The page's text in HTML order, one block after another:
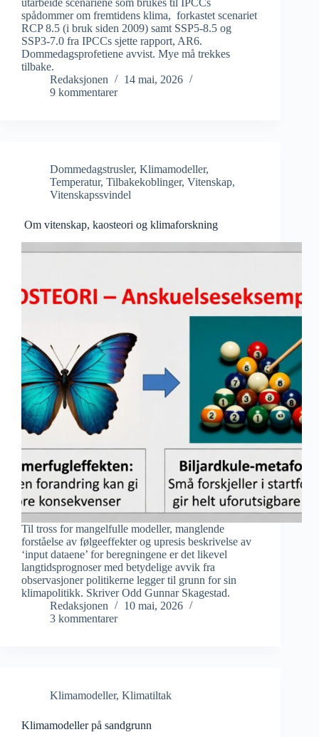
utarbeide scenariene som brukes til IPCCs
spådommer om fremtidens klima, forkastet scenariet
RCP 8.5 (i bruk siden 2009) samt SSP5-8.5 og
SSP3-7.0 fra IPCCs sjette rapport, AR6.
Dommedagsprofetiene avvist. Mye må trekkes
tilbake.
Redaksjonen
14 mai, 2026
9 kommentarer
Dommedagstrusler, Klimamodeller,
Temperatur, Tilbakekoblinger, Vitenskap,
Vitenskapssvindel
Om vitenskap, kaosteori og klimaforskning
Til tross for mangelfulle modeller, manglende
forståelse av følgeeffekter og upresis beskrivelse av
‘input dataene’ for beregningene er det likevel
langtidsprognoser med betydelige avvik fra
observasjoner politikerne legger til grunn for sin
klimapolitikk. Skriver Odd Gunnar Skagestad.
Redaksjonen
10 mai, 2026
3 kommentarer
Klimamodeller, Klimatiltak
Klimamodeller på sandgrunn